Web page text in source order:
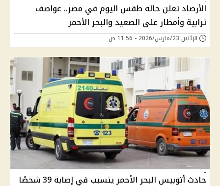
الأرصاد تعلن حاله طقس اليوم في مصر.. عواصف
ترابية وأمطار على الصعيد والبحر الأحمر
الإثنين 23/مارس/2026 - 11:56 ص
حادث أتوبيس البحر الأحمر يتسبب في إصابة 39 شخصًا